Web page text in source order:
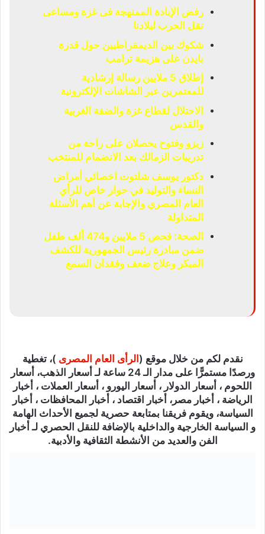
رفض الإبادة الممنهجة فى غزة ومساعى
نقل الحرب لبلادنا
شكوك بين الديمقراطيين حول قدرة
بايدن على هزيمة ترامب
إطلاق 5 ملايين رسالة إرشادية
للمعتمرين عبر الشاشات الإلكترونية
الاحتلال لقطاع غزة والضفة الغربية
والقدس
زيزو وفتوح يحصلان على راحة من
تدريبات الزمالك بعد الانضمام للمنتخب
دكتور يوسف شلتوت اخصائي أمراض
النساء والتوليد في حوار خاص للرأي
العام المصري والإجابة عن أهم الأسئلة
المتداولة
الصحة: فحص 5 ملايين و474 ألف طفل
ضمن مبادرة رئيس الجمهورية للكشف
المبكر وعلاج ضعف وفقدان السمع
نقدم لكم من خلال موقع ( الرأى العام المصرى )، تغطية
ورصدًا مستمرًّا على مدار الـ 24 ساعة لـ أسعار الذهب، أسعار
اللحوم ، أسعار الدولار ، أسعار اليورو ، أسعار العملات ، أخبار
الرياضة ، أخبار مصر، أخبار اقتصاد ، أخبار المحافظات ، أخبار
السياسة، ويقوم فريقنا بمتابعة حصرية لجميع الأحداث الهامة
و السياسة الخارجية والداخلية بالإضافة للنقل الحصري لـ أخبار
الفن والعديد من الأنشطة الثقافية والأدبية.